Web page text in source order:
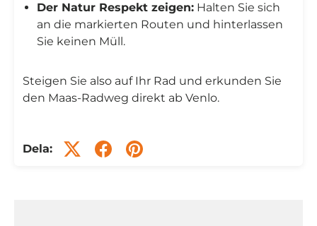
Der Natur Respekt zeigen: Halten Sie sich
an die markierten Routen und hinterlassen
Sie keinen Müll.
Steigen Sie also auf Ihr Rad und erkunden Sie
den Maas-Radweg direkt ab Venlo.
Dela: